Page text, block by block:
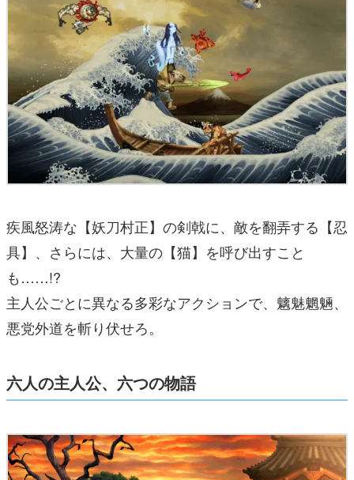
疾風怒涛な【妖刀村正】の剣戟に、敵を翻弄する【忍
具】、さらには、大量の【猫】を呼び出すこと
も……!?
主人公ごとに異なる多彩なアクションで、魑魅魍魎、
悪党外道を斬り伏せろ。
六人の主人公、六つの物語